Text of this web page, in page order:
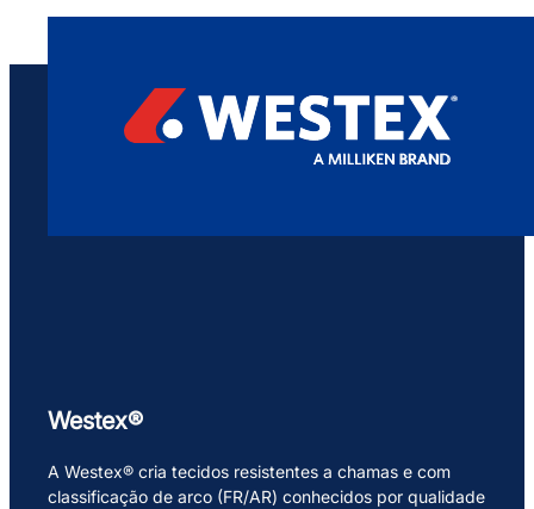
Westex®
A Westex® cria tecidos resistentes a chamas e com
classificação de arco (FR/AR) conhecidos por qualidade